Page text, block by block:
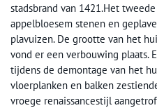
stadsbrand van 1421.Het
appelbloesem stenen en
plavuizen. De grootte van het
vond er een verbouwing plaats.
tijdens de demontage van het
vloerplanken en balken
vroege renaissancestijl